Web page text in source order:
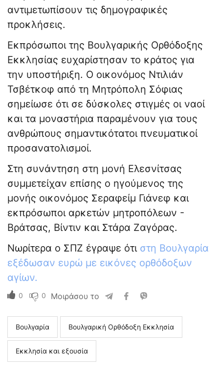
αντιμετωπίσουν τις δημογραφικές
προκλήσεις.
Εκπρόσωποι της Βουλγαρικής Ορθόδοξης
Εκκλησίας ευχαρίστησαν το κράτος για
την υποστήριξη. Ο οικονόμος Ντιλιάν
Τσβέτκοφ από τη Μητρόπολη Σόφιας
σημείωσε ότι σε δύσκολες στιγμές οι ναοί
και τα μοναστήρια παραμένουν για τους
ανθρώπους σημαντικότατοι πνευματικοί
προσανατολισμοί.
Στη συνάντηση στη μονή Ελεσνίτσας
συμμετείχαν επίσης ο ηγούμενος της
μονής οικονόμος Σεραφείμ Γιάνεφ και
εκπρόσωποι αρκετών μητροπόλεων -
Βράτσας, Βίντιν και Στάρα Ζαγόρας.
Νωρίτερα ο ΣΠΖ έγραψε ότι στη Βουλγαρία
εξέδωσαν ευρώ με εικόνες ορθόδοξων
αγίων.
0 0 Μοιράσου το
Βουλγαρία Βουλγαρική Ορθόδοξη Εκκλησία
Εκκλησία και εξουσία